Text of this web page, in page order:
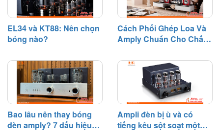
EL34 và KT88: Nên chọn
bóng nào?
Cách Phối Ghép Loa Và
Amply Chuẩn Cho Chất
Bao lâu nên thay bóng
đèn amply? 7 dấu hiệu
Ampli đèn bị ù và có
tiếng kêu sột soạt một